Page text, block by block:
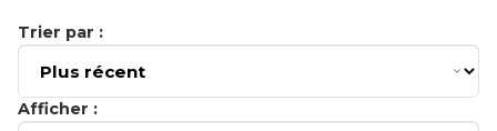
Trier par :
Afficher :